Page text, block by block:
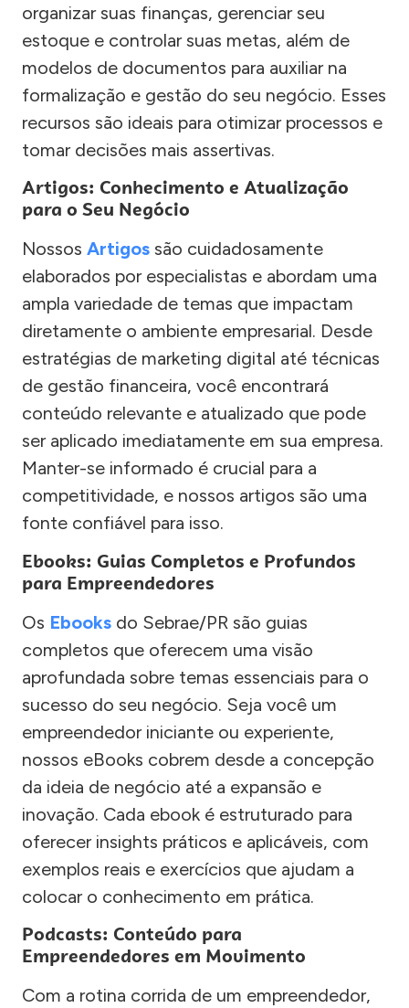
organizar suas finanças, gerenciar seu
estoque e controlar suas metas, além de
modelos de documentos para auxiliar na
formalização e gestão do seu negócio. Esses
recursos são ideais para otimizar processos e
tomar decisões mais assertivas.
Artigos: Conhecimento e Atualização
para o Seu Negócio
Nossos Artigos são cuidadosamente
elaborados por especialistas e abordam uma
ampla variedade de temas que impactam
diretamente o ambiente empresarial. Desde
estratégias de marketing digital até técnicas
de gestão financeira, você encontrará
conteúdo relevante e atualizado que pode
ser aplicado imediatamente em sua empresa.
Manter-se informado é crucial para a
competitividade, e nossos artigos são uma
fonte confiável para isso.
Ebooks: Guias Completos e Profundos
para Empreendedores
Os Ebooks do Sebrae/PR são guias
completos que oferecem uma visão
aprofundada sobre temas essenciais para o
sucesso do seu negócio. Seja você um
empreendedor iniciante ou experiente,
nossos eBooks cobrem desde a concepção
da ideia de negócio até a expansão e
inovação. Cada ebook é estruturado para
oferecer insights práticos e aplicáveis, com
exemplos reais e exercícios que ajudam a
colocar o conhecimento em prática.
Podcasts: Conteúdo para
Empreendedores em Movimento
Com a rotina corrida de um empreendedor,